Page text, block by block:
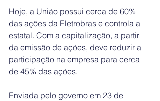
Hoje, a União possui cerca de 60%
das ações da Eletrobras e controla a
estatal. Com a capitalização, a partir
da emissão de ações, deve reduzir a
participação na empresa para cerca
de 45% das ações.
Enviada pelo governo em 23 de